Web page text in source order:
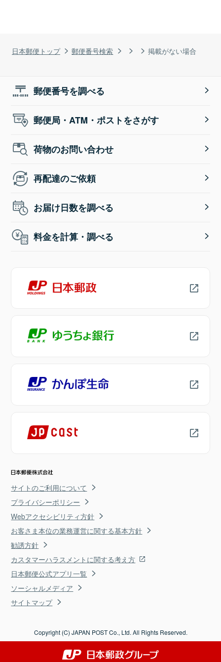
日本郵便トップ 郵便番号検索 掲載がない場合
郵便番号を調べる
郵便局・ATM・ポストをさがす
荷物のお問い合わせ
再配達のご依頼
お届け日数を調べる
料金を計算・調べる
サイトのご利用について
プライバシーポリシー
Webアクセシビリティ方針
お客さま本位の業務運営に関する基本方針
勧誘方針
カスタマーハラスメントに関する考え方
日本郵便公式アプリ一覧
ソーシャルメディア
サイトマップ
Copyright (C) JAPAN POST Co., Ltd. All Rights Reserved.